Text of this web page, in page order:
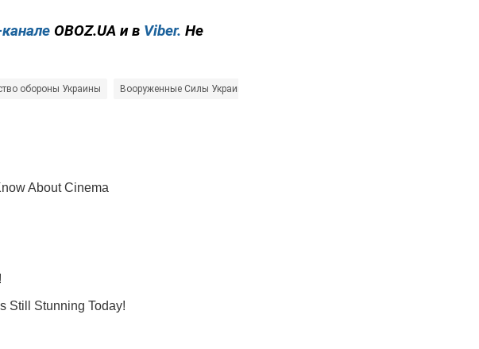
OBOZ.UA и в Viber. Не
обороны Украины Вооруженные Силы Украины